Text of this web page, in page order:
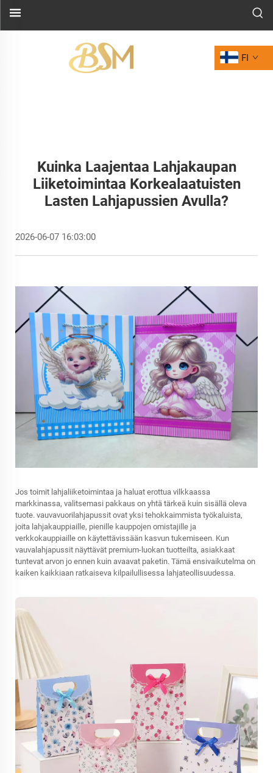
FI
Kuinka Laajentaa Lahjakaupan
Liiketoimintaa Korkealaatuisten
Lasten Lahjapussien Avulla?
2026-06-07 16:03:00
Jos toimit lahjaliiketoimintaa ja haluat erottua vilkkaassa
markkinassa, valitsemasi pakkaus on yhtä tärkeä kuin sisällä oleva
tuote. vauvavuorilahjapussit ovat yksi tehokkaimmista työkaluista,
joita lahjakauppiaille, pienille kauppojen omistajille ja
verkkokauppiaille on käytettävissään kasvun tukemiseen. Kun
vauvalahjapussit näyttävät premium-luokan tuotteilta, asiakkaat
tuntevat arvon jo ennen kuin avaavat paketin. Tämä ensivaikutelma on
kaiken kaikkiaan ratkaiseva kilpailullisessa lahjateollisuudessa.